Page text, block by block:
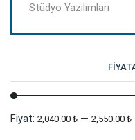
Stüdyo Yazılımları
Fiyat: 2,040.00 ₺ — 2,550.00 ₺